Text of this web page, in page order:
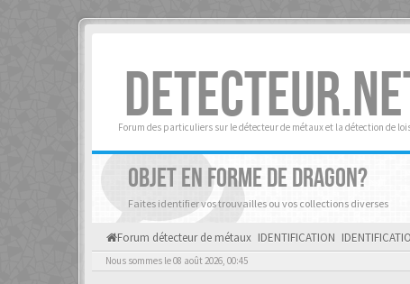
Forum des particuliers sur le détecteur de métaux et la détection de
OBJET EN FORME DE DRAGON?
Faites identifier vos trouvailles ou vos collections diverses
Forum détecteur de métaux IDENTIFICATION
Nous sommes le 08 août 2026, 00:45